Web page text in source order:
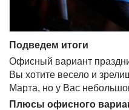
Подведем итоги
Офисный вариант
Вы хотите весело и
Марта, но у Вас
Плюсы офисного